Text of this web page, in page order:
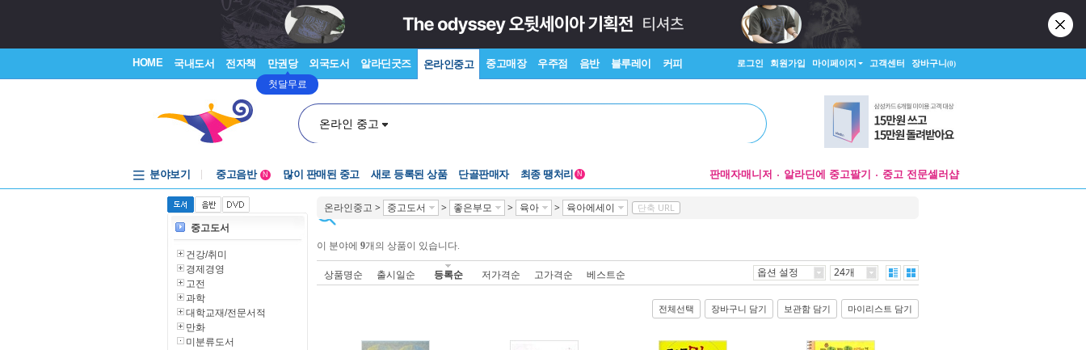
HOME 국내도서 전자책 만권당
첫달무료
외국도서 알라딘굿즈 온라인중고 중고매장 우주점 음반 블루레이 커피 로그인 회원가입 마이페이지 고객센터 장바구니(0)
온라인 중고
분야보기
중고음반
1천원부터
중고음반
N 많이 판매된 중고 새로 등록된 상품 단골판매자 최종 땡처리 N 판매자매니저 알라딘에 중고팔기 중고 전문셀러샵
온라인중고 > 중고도서 > 좋은부모 > 육아 > 육아에세이 단축 URL
이 분야에 9개의 상품이 있습니다.
상품명순 출시일순 등록순 저가격순 고가격순 베스트순 옵션 설정 24개
전체선택 장바구니 담기 보관함 담기 마이리스트 담기
중고도서
건강/취미
경제경영
고전
과학
대학교재/전문서적
만화
미분류도서